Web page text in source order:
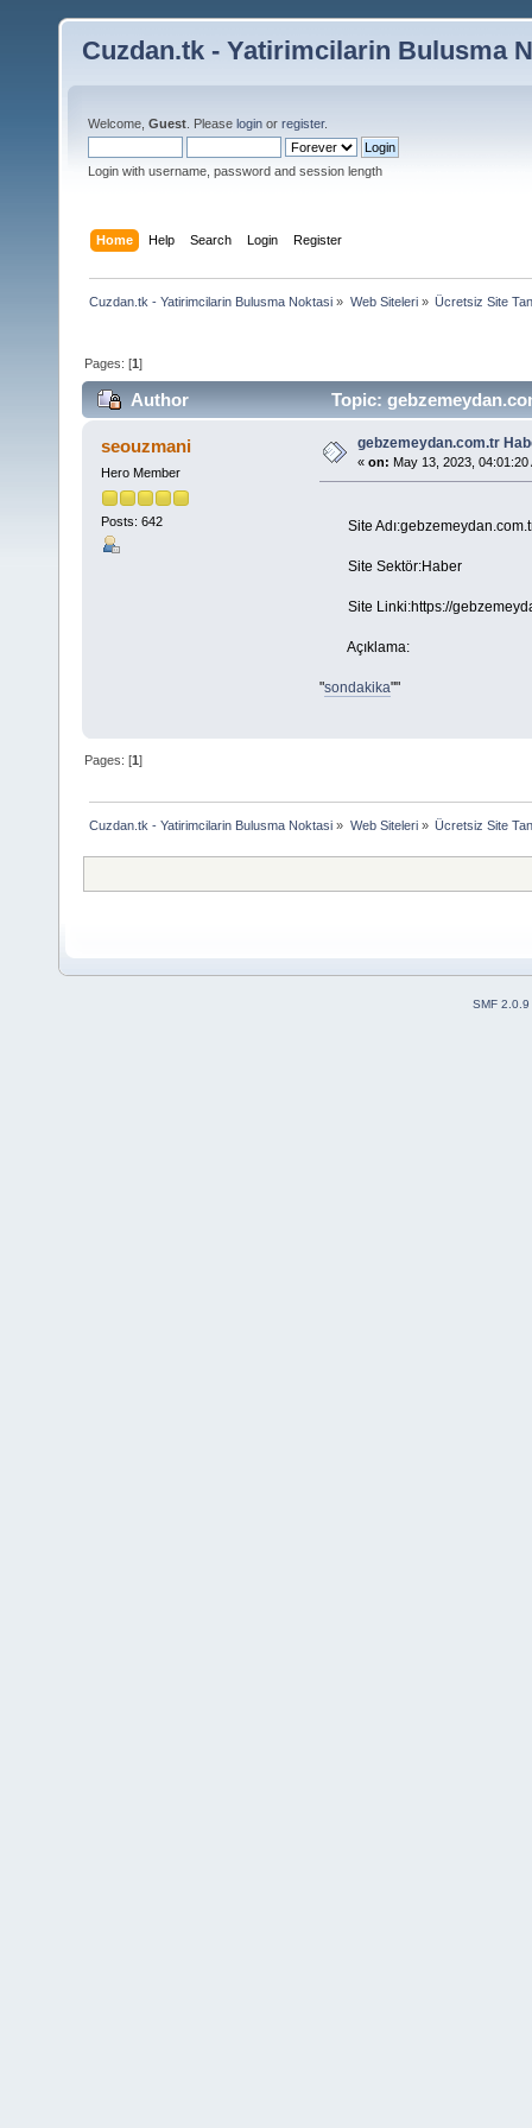
Cuzdan.tk - Yatirimcilarin Bulusma
Welcome, Guest . Please login or register.
Login with username, password and session length
Home Help Search Login Register
Cuzdan.tk - Yatirimcilarin Bulusma Noktasi » Web Siteleri» Ücretsiz Site
Pages: [1]
Author Topic:
seouzmani
Hero Member
Posts: 642
gebzemeydan.com.tr
« on: May 13, 2023, 04:01:20
Site
Site Sektör:Haber
Site Linki:https://
Açıklama:
"sondakika""
Pages: [1]
Cuzdan.tk - Yatirimcilarin Bulusma Noktasi » Web Siteleri» Ücretsiz Site
SMF 2.0.9